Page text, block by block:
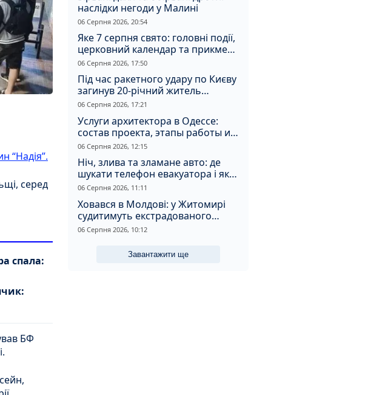
“Надія”.
серед
спала:
БФ
наслідки негоди у Малині
06 Серпня 2026, 20:54
Яке 7 серпня свято: головні події,
церковний календар та прикмети
дня
06 Серпня 2026, 17:50
Під час ракетного удару по Києву
загинув 20-річний житель
Житомирщини
06 Серпня 2026, 17:21
Услуги архитектора в Одессе:
состав проекта, этапы работы и
стоимость
06 Серпня 2026, 12:15
Ніч, злива та зламане авто: де
шукати телефон евакуатора і як
не натрапити на аферистів
06 Серпня 2026, 11:11
Ховався в Молдові: у Житомирі
судитимуть екстрадованого
іноземця за сурогатний спирт і
відмивання грошей
06 Серпня 2026, 10:12
Завантажити ще